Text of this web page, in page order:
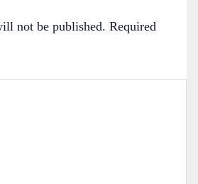
not be published. Required